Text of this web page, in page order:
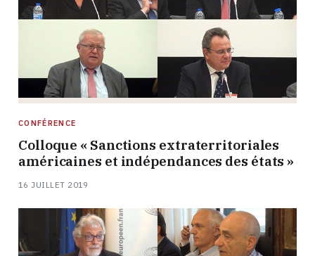
CONFÉRENCE
Colloque « Sanctions extraterritoriales
américaines et indépendances des états »
16 JUILLET 2019